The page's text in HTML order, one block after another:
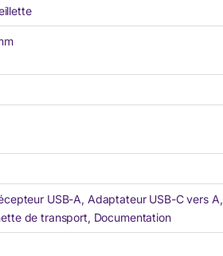
USB-A, Adaptateur USB-C vers A,
de transport, Documentation